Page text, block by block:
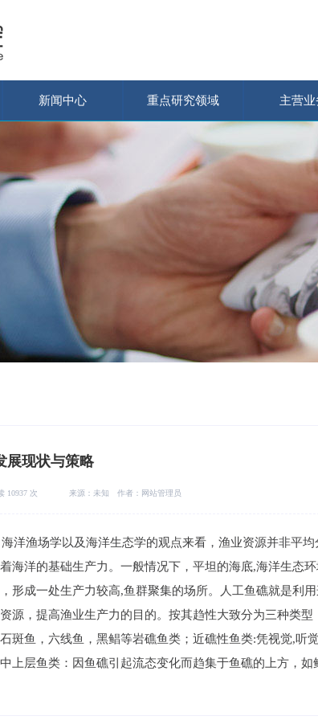
新闻中心 重点研究领域 主营业
展现状与策略
10937 次 来源：未知 作者：网站管理员
渔场学以及海洋生态学的观点来看，渔业资源并非平均
海洋的基础生产力。一般情况下， 平坦的海底,海洋生态
形成一处生产力较高,鱼群聚集的场所。人工鱼礁就是利
源，提高渔业生产力的目的。按其趋性大致分为三种类
斑鱼，六线鱼，黑鲳等岩礁鱼类； 近礁性鱼类:凭视觉,听
上层鱼类：因鱼礁引起流态变化而趋集于鱼礁的上方，如